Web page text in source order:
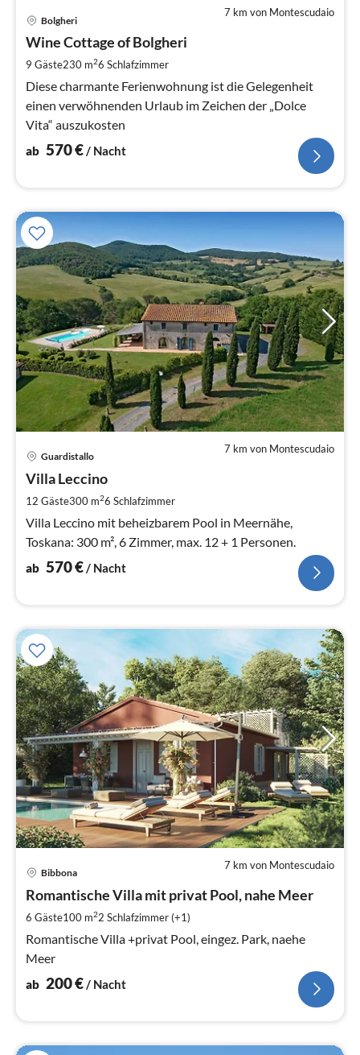
7 km von Montescudaio
Bolgheri
Wine Cottage of Bolgheri
9 Gäste230 m26 Schlafzimmer
Diese charmante Ferienwohnung ist die Gelegenheit
einen verwöhnenden Urlaub im Zeichen der „Dolce
Vita“ auszukosten
ab 570€/ Nacht
7 km von Montescudaio
Guardistallo
Villa Leccino
12 Gäste300 m26 Schlafzimmer
Villa Leccino mit beheizbarem Pool in Meernähe,
Toskana: 300 m², 6 Zimmer, max. 12 + 1 Personen.
ab 570€ / Nacht
7 km von Montescudaio
Bibbona
Romantische Villa mit privat Pool, nahe Meer
6 Gäste100 m22 Schlafzimmer (+1)
Romantische Villa +privat Pool, eingez. Park, naehe
Meer
ab 200€/ Nacht